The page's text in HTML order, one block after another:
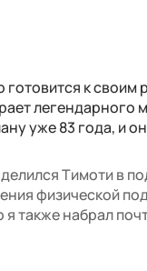
к
легендарного
уже 83 года, и
Тимоти в
физической
также набрал